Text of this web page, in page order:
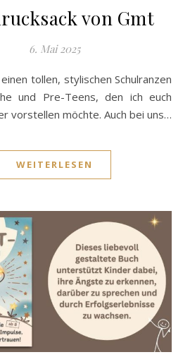
von Gmt
6. Mai 2025
tollen, stylischen Schulranzen
und Pre-Teens, den ich euch
vorstellen möchte. Auch bei uns…
WEITERLESEN